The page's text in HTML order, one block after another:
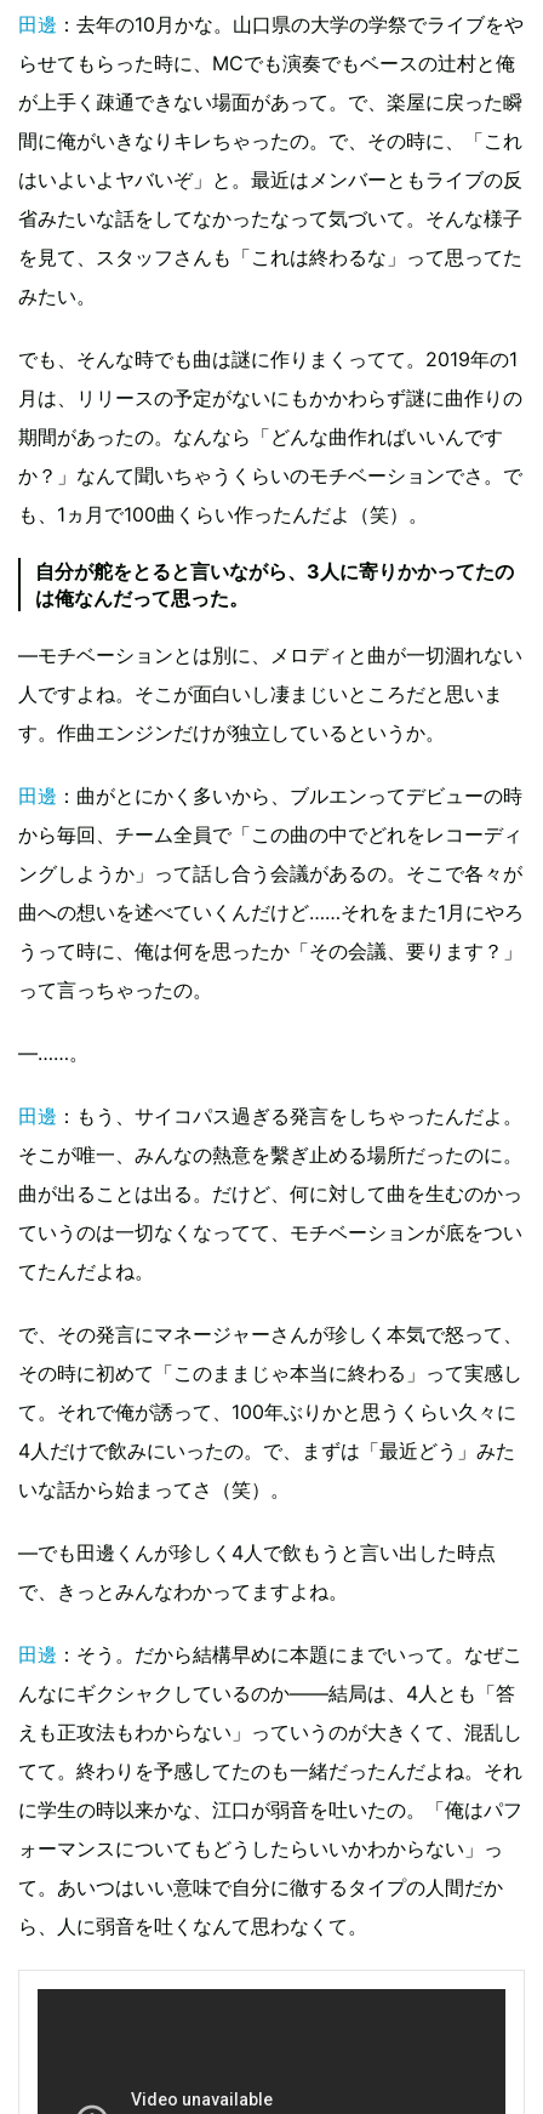
田邊 ：去年の10月かな。山口県の大学の学祭でライブをや
らせてもらった時に、MCでも演奏でもベースの辻村と俺
が上手く疎通できない場面があって。で、楽屋に戻った瞬
間に俺がいきなりキレちゃったの。で、その時に、「これ
はいよいよヤバいぞ」と。最近はメンバーともライブの反
省みたいな話をしてなかったなって気づいて。そんな様子
を見て、スタッフさんも「これは終わるな」って思ってた
みたい。
でも、そんな時でも曲は謎に作りまくってて。2019年の1
月は、リリースの予定がないにもかかわらず謎に曲作りの
期間があったの。なんなら「どんな曲作ればいいんです
か？」なんて聞いちゃうくらいのモチベーションでさ。で
も、1ヵ月で100曲くらい作ったんだよ（笑）。
自分が舵をとると言いながら、3人に寄りかかってたの
は俺なんだって思った。
―モチベーションとは別に、メロディと曲が一切涸れない
人ですよね。そこが面白いし凄まじいところだと思いま
す。作曲エンジンだけが独立しているというか。
田邊 ：曲がとにかく多いから、ブルエンってデビューの時
から毎回、チーム全員で「この曲の中でどれをレコーディ
ングしようか」って話し合う会議があるの。そこで各々が
曲への想いを述べていくんだけど……それをまた1月にやろ
うって時に、俺は何を思ったか「その会議、要ります？」
って言っちゃったの。
―……。
田邊 ：もう、サイコパス過ぎる発言をしちゃったんだよ。
そこが唯一、みんなの熱意を繫ぎ止める場所だったのに。
曲が出ることは出る。だけど、何に対して曲を生むのかっ
ていうのは一切なくなってて、モチベーションが底をつい
てたんだよね。
で、その発言にマネージャーさんが珍しく本気で怒って、
その時に初めて「このままじゃ本当に終わる」って実感し
て。それで俺が誘って、100年ぶりかと思うくらい久々に
4人だけで飲みにいったの。で、まずは「最近どう」みた
いな話から始まってさ（笑）。
―でも田邊くんが珍しく4人で飲もうと言い出した時点
で、きっとみんなわかってますよね。
田邊 ：そう。だから結構早めに本題にまでいって。なぜこ
んなにギクシャクしているのか――結局は、4人とも「答
えも正攻法もわからない」っていうのが大きくて、混乱し
てて。終わりを予感してたのも一緒だったんだよね。それ
に学生の時以来かな、江口が弱音を吐いたの。「俺はパフ
ォーマンスについてもどうしたらいいかわからない」っ
て。あいつはいい意味で自分に徹するタイプの人間だか
ら、人に弱音を吐くなんて思わなくて。